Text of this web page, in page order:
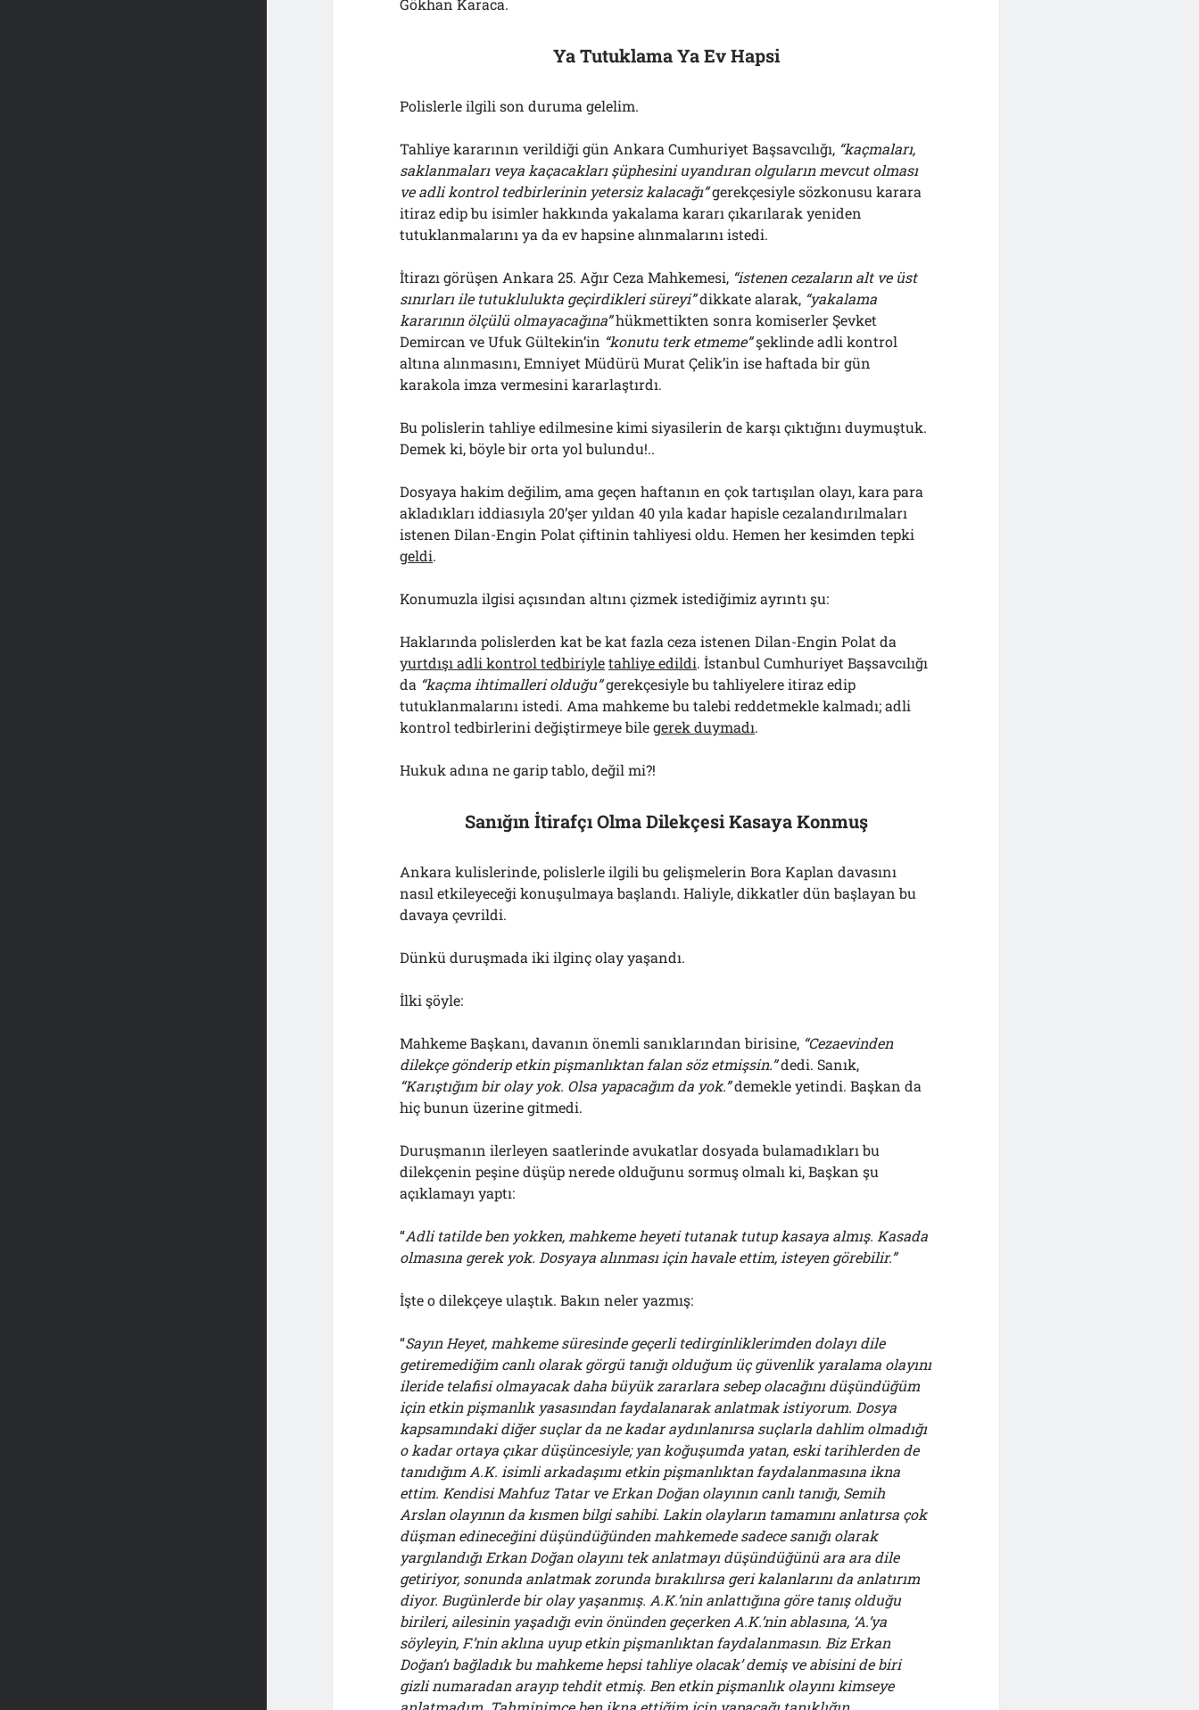
Gökhan Karaca.
Ya Tutuklama Ya Ev Hapsi
Polislerle ilgili son duruma gelelim.
Tahliye kararının verildiği gün Ankara Cumhuriyet Başsavcılığı, “kaçmaları,
saklanmaları veya kaçacakları şüphesini uyandıran olguların mevcut olması
ve adli kontrol tedbirlerinin yetersiz kalacağı”gerekçesiyle sözkonusu karara
itiraz edip bu isimler hakkında yakalama kararı çıkarılarak yeniden
tutuklanmalarını ya da ev hapsine alınmalarını istedi.
İtirazı görüşen Ankara 25. Ağır Ceza Mahkemesi, “istenen cezaların alt ve üst
sınırları ile tutuklulukta geçirdikleri süreyi”dikkate alarak, “yakalama
kararının ölçülü olmayacağına”hükmettikten sonra komiserler Şevket
Demircan ve Ufuk Gültekin’in “konutu terk etmeme”şeklinde adli kontrol
altına alınmasını, Emniyet Müdürü Murat Çelik’in ise haftada bir gün
karakola imza vermesini kararlaştırdı.
Bu polislerin tahliye edilmesine kimi siyasilerin de karşı çıktığını duymuştuk.
Demek ki, böyle bir orta yol bulundu!..
Dosyaya hakim değilim, ama geçen haftanın en çok tartışılan olayı, kara para
akladıkları iddiasıyla 20’şer yıldan 40 yıla kadar hapisle cezalandırılmaları
istenen Dilan-Engin Polat çiftinin tahliyesi oldu. Hemen her kesimden tepki
geldi.
Konumuzla ilgisi açısından altını çizmek istediğimiz ayrıntı şu:
Haklarında polislerden kat be kat fazla ceza istenen Dilan-Engin Polat da
yurtdışı adli kontrol tedbiriyletahliye edildi. İstanbul Cumhuriyet Başsavcılığı
da “kaçma ihtimalleri olduğu”gerekçesiyle bu tahliyelere itiraz edip
tutuklanmalarını istedi. Ama mahkeme bu talebi reddetmekle kalmadı; adli
kontrol tedbirlerini değiştirmeye bilegerek duymadı.
Hukuk adına ne garip tablo, değil mi?!
Sanığın İtirafçı Olma Dilekçesi Kasaya Konmuş
Ankara kulislerinde, polislerle ilgili bu gelişmelerin Bora Kaplan davasını
nasıl etkileyeceği konuşulmaya başlandı. Haliyle, dikkatler dün başlayan bu
davaya çevrildi.
Dünkü duruşmada iki ilginç olay yaşandı.
İlki şöyle:
Mahkeme Başkanı, davanın önemli sanıklarından birisine, “Cezaevinden
dilekçe gönderip etkin pişmanlıktan falan söz etmişsin.”dedi. Sanık,
“Karıştığım bir olay yok. Olsa yapacağım da yok.”demekle yetindi. Başkan da
hiç bunun üzerine gitmedi.
Duruşmanın ilerleyen saatlerinde avukatlar dosyada bulamadıkları bu
dilekçenin peşine düşüp nerede olduğunu sormuş olmalı ki, Başkan şu
açıklamayı yaptı:
“Adli tatilde ben yokken, mahkeme heyeti tutanak tutup kasaya almış. Kasada
olmasına gerek yok. Dosyaya alınması için havale ettim, isteyen görebilir.”
İşte o dilekçeye ulaştık. Bakın neler yazmış:
“Sayın Heyet, mahkeme süresinde geçerli tedirginliklerimden dolayı dile
getiremediğim canlı olarak görgü tanığı olduğum üç güvenlik yaralama olayını
ileride telafisi olmayacak daha büyük zararlara sebep olacağını düşündüğüm
için etkin pişmanlık yasasından faydalanarak anlatmak istiyorum. Dosya
kapsamındaki diğer suçlar da ne kadar aydınlanırsa suçlarla dahlim olmadığı
o kadar ortaya çıkar düşüncesiyle; yan koğuşumda yatan, eski tarihlerden de
tanıdığım A.K. isimli arkadaşımı etkin pişmanlıktan faydalanmasına ikna
ettim. Kendisi Mahfuz Tatar ve Erkan Doğan olayının canlı tanığı, Semih
Arslan olayının da kısmen bilgi sahibi. Lakin olayların tamamını anlatırsa çok
düşman edineceğini düşündüğünden mahkemede sadece sanığı olarak
yargılandığı Erkan Doğan olayını tek anlatmayı düşündüğünü ara ara dile
getiriyor, sonunda anlatmak zorunda bırakılırsa geri kalanlarını da anlatırım
diyor. Bugünlerde bir olay yaşanmış. A.K.’nin anlattığına göre tanış olduğu
birileri, ailesinin yaşadığı evin önünden geçerken A.K.’nin ablasına, ‘A.’ya
söyleyin, F.’nin aklına uyup etkin pişmanlıktan faydalanmasın. Biz Erkan
Doğan’ı bağladık bu mahkeme hepsi tahliye olacak’ demiş ve abisini de biri
gizli numaradan arayıp tehdit etmiş. Ben etkin pişmanlık olayını kimseye